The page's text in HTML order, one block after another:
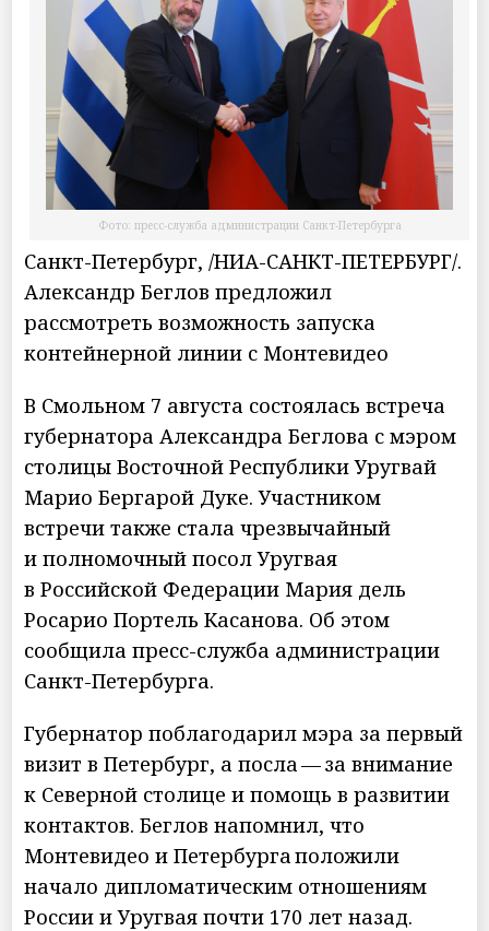
Фото: пресс-служба администрации Санкт-Петербурга
Санкт-Петербург, /НИА-САНКТ-ПЕТЕРБУРГ/.
Александр Беглов предложил
рассмотреть возможность запуска
контейнерной линии с Монтевидео
В Смольном 7 августа состоялась встреча
губернатора Александра Беглова с мэром
столицы Восточной Республики Уругвай
Марио Бергарой Дуке. Участником
встречи также стала чрезвычайный
и полномочный посол Уругвая
в Российской Федерации Мария дель
Росарио Портель Касанова. Об этом
сообщила пресс-служба администрации
Санкт-Петербурга.
Губернатор поблагодарил мэра за первый
визит в Петербург, а посла — за внимание
к Северной столице и помощь в развитии
контактов. Беглов напомнил, что
Монтевидео и Петербурга положили
начало дипломатическим отношениям
России и Уругвая почти 170 лет назад.